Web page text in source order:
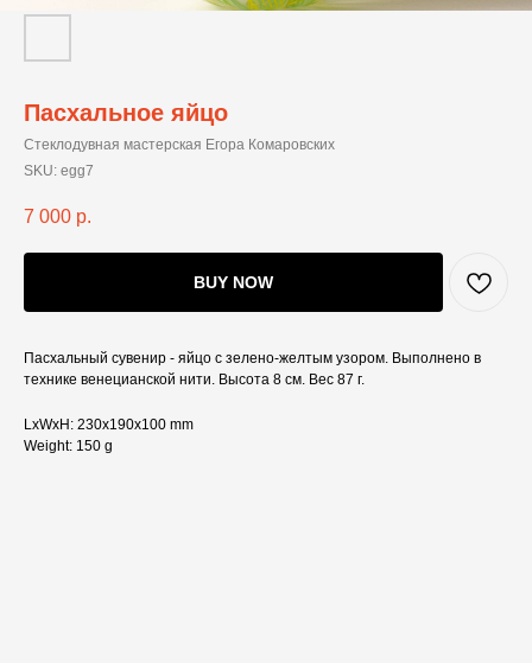
Пасхальное яйцо
Стеклодувная мастерская Егора Комаровских
SKU: egg7
7 000 р.
BUY NOW
Пасхальный сувенир - яйцо с зелено-желтым узором. Выполнено в
технике венецианской нити. Высота 8 см. Вес 87 г.
LxWxH: 230x190x100 mm
Weight: 150 g